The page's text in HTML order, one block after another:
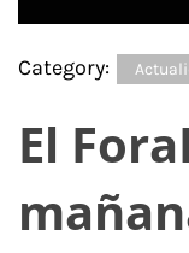
Category:
El